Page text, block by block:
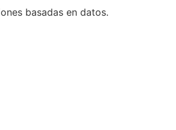
basadas en datos.